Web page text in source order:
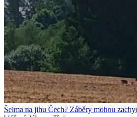
Šelma na jihu Čech? Záběry mohou